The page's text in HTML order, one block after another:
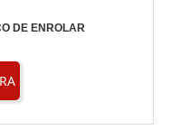
DE ENROLAR